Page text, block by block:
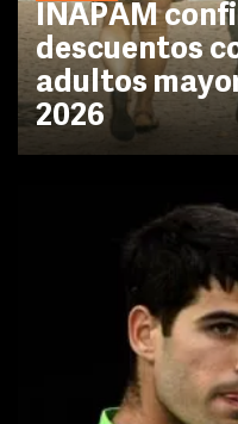
INAPAM
descuentos
adultos
2026